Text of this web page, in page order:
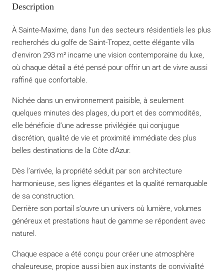
Description
À Sainte-Maxime, dans l’un des secteurs résidentiels les plus
recherchés du golfe de Saint-Tropez, cette élégante villa
d’environ 293 m² incarne une vision contemporaine du luxe,
où chaque détail a été pensé pour offrir un art de vivre aussi
raffiné que confortable.
Nichée dans un environnement paisible, à seulement
quelques minutes des plages, du port et des commodités,
elle bénéficie d’une adresse privilégiée qui conjugue
discrétion, qualité de vie et proximité immédiate des plus
belles destinations de la Côte d’Azur.
Dès l’arrivée, la propriété séduit par son architecture
harmonieuse, ses lignes élégantes et la qualité remarquable
de sa construction.
Derrière son portail s’ouvre un univers où lumière, volumes
généreux et prestations haut de gamme se répondent avec
naturel.
Chaque espace a été conçu pour créer une atmosphère
chaleureuse, propice aussi bien aux instants de convivialité